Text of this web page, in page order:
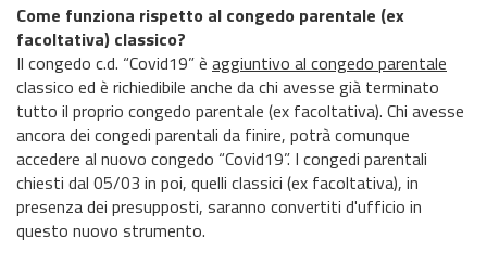
Come funziona rispetto al congedo parentale (ex
facoltativa) classico?
Il congedo c.d. “Covid19” è aggiuntivo al congedo parentale
classico ed è richiedibile anche da chi avesse già terminato
tutto il proprio congedo parentale (ex facoltativa). Chi avesse
ancora dei congedi parentali da finire, potrà comunque
accedere al nuovo congedo “Covid19”. I congedi parentali
chiesti dal 05/03 in poi, quelli classici (ex facoltativa), in
presenza dei presupposti, saranno convertiti d'ufficio in
questo nuovo strumento.